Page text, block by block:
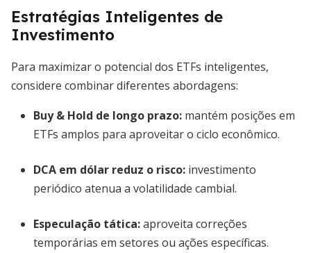
Estratégias Inteligentes de
Investimento
Para maximizar o potencial dos ETFs inteligentes,
considere combinar diferentes abordagens:
Buy & Hold de longo prazo: mantém posições em
ETFs amplos para aproveitar o ciclo econômico.
DCA em dólar reduz o risco: investimento
periódico atenua a volatilidade cambial.
Especulação tática:aproveita correções
temporárias em setores ou ações específicas.